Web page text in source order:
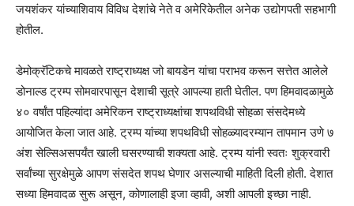
जयशंकर यांच्याशिवाय विविध देशांचे नेते व अमेरिकेतील अनेक उद्योगपती सहभागी
होतील.
डेमोक्रॅटिकचे मावळते राष्ट्राध्यक्ष जो बायडेन यांचा पराभव करून सत्तेत आलेले
डोनाल्ड ट्रम्प सोमवारपासून देशाची सूत्रे आपल्या हाती घेतील. पण हिमवादळामुळे
४० वर्षांत पहिल्यांदा अमेरिकन राष्ट्राध्यक्षांचा शपथविधी सोहळा संसदेमध्ये
आयोजित केला जात आहे. ट्रम्प यांच्या शपथविधी सोहळ्यादरम्यान तापमान उणे ७
अंश सेल्सिअसपर्यंत खाली घसरण्याची शक्यता आहे. ट्रम्प यांनी स्वतः शुक्रवारी
सर्वांच्या सुरक्षेमुळे आपण संसदेत शपथ घेणार असल्याची माहिती दिली होती. देशात
सध्या हिमवादळ सुरू असून, कोणालाही इजा व्हावी, अशी आपली इच्छा नाही.